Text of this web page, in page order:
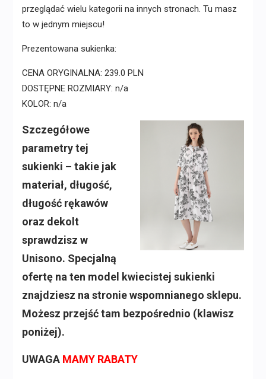
przeglądać wielu kategorii na innych stronach. Tu masz
to w jednym miejscu!
Prezentowana sukienka:
CENA ORYGINALNA: 239.0 PLN
DOSTĘPNE ROZMIARY: n/a
KOLOR: n/a
Szczegółowe
parametry tej
sukienki – takie jak
materiał, długość,
długość rękawów
oraz dekolt
sprawdzisz w
Unisono. Specjalną
ofertę na ten model kwiecistej sukienki
znajdziesz na stronie wspomnianego sklepu.
Możesz przejść tam bezpośrednio (klawisz
poniżej).
UWAGA MAMY RABATY